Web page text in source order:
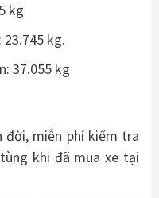
kg
kg.
37.055 kg
đời, miễn phí kiểm tra
khi đã mua xe tại